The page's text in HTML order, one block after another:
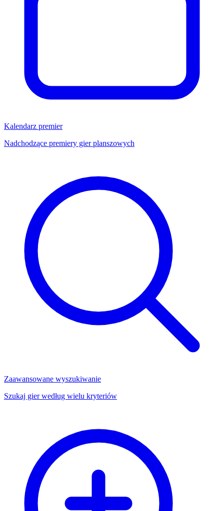
Kalendarz premier
Nadchodzące premiery gier planszowych
Zaawansowane wyszukiwanie
Szukaj gier według wielu kryteriów